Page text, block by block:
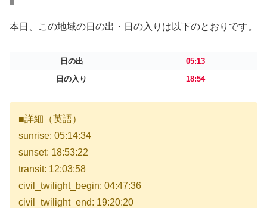
本日、この地域の日の出・日の入りは以下のとおりです。
日の出
05:13
日の入り
18:54
■詳細（英語）
sunrise: 05:14:34
sunset: 18:53:22
transit: 12:03:58
civil_twilight_begin: 04:47:36
civil_twilight_end: 19:20:20